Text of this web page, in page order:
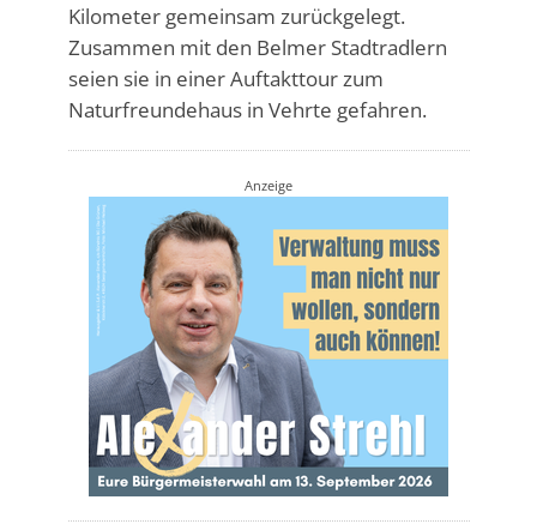
Kilometer gemeinsam zurückgelegt.
Zusammen mit den Belmer Stadtradlern
seien sie in einer Auftakttour zum
Naturfreundehaus in Vehrte gefahren.
Anzeige